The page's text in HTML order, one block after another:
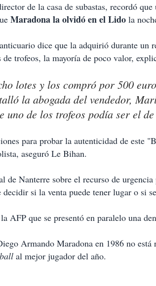
de la casa de subastas, recordó
Maradona la olvidó en el Lido la
dice que la adquirió durante un
de trofeos, la mayoría de poco valor,
lotes y los compró por 500
la abogada del vendedor,
uno de los trofeos podía ser el
para probar la autenticidad de este
aseguró Le Bihan.
de Nanterre sobre el recurso de
si la venta puede tener lugar o si
AFP que se presentó en paralelo una
Armando Maradona en 1986 no está
al mejor jugador del año.